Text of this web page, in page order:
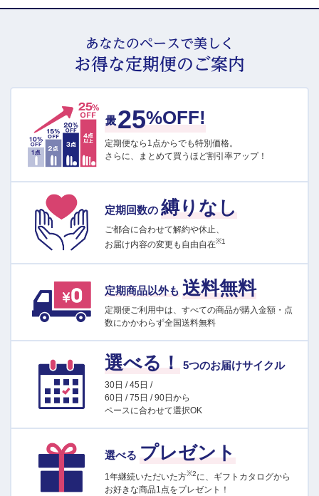
あなたのペースで美しく
お得な定期便のご案内
25%OFF!
定期便なら1点からでも特別価格。
さらに、まとめて買うほど割引率アップ！
定期回数の 縛りなし
ご都合に合わせて解約や休止、
お届け内容の変更も自由自在※1
定期商品以外も 送料無料
定期便ご利用中は、すべての商品が購入金額・点
数にかかわらず全国送料無料
選べる！ 5つのお届けサイクル
30日 / 45日 /
60日 / 75日 / 90日から
ペースに合わせて選択OK
選べる プレゼント
1年継続いただいた方※2に、ギフトカタログから
お好きな商品1点をプレゼント！